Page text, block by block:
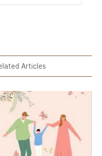
Articles